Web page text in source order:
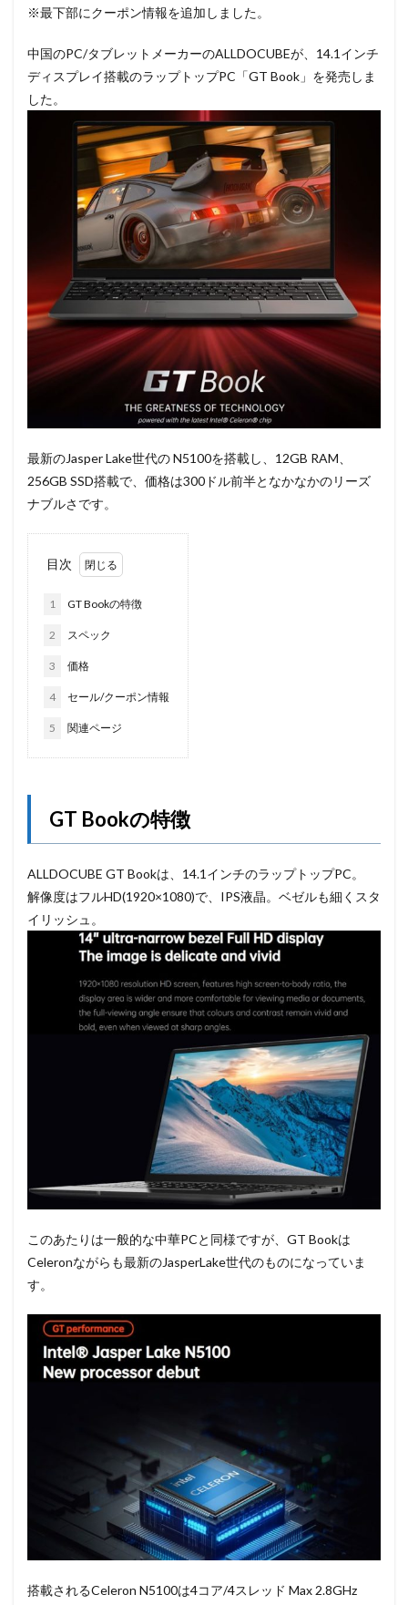
※最下部にクーポン情報を追加しました。
中国のPC/タブレットメーカーのALLDOCUBEが、14.1インチ
ディスプレイ搭載のラップトップPC「GT Book」を発売しま
した。
最新のJasper Lake世代の N5100を搭載し、12GB RAM、
256GB SSD搭載で、価格は300ドル前半となかなかのリーズ
ナブルさです。
目次
1 GT Bookの特徴
2 スペック
3 価格
4 セール/クーポン情報
5 関連ページ
GT Bookの特徴
ALLDOCUBE GT Bookは、14.1インチのラップトップPC。
解像度はフルHD(1920×1080)で、IPS液晶。ベゼルも細くスタ
イリッシュ。
このあたりは一般的な中華PCと同様ですが、GT Bookは
Celeronながらも最新のJasperLake世代のものになっていま
す。
搭載されるCeleron N5100は4コア/4スレッド Max 2.8GHz